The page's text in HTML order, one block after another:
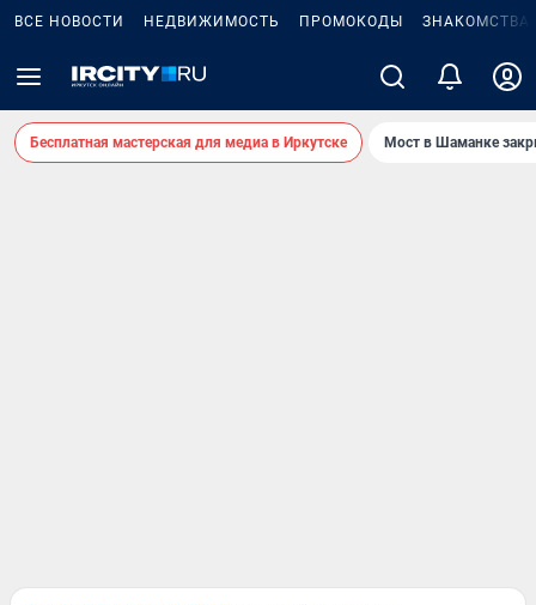
ВСЕ НОВОСТИ НЕДВИЖИМОСТЬ ПРОМОКОДЫ ЗНАКОМСТВА
Бесплатная мастерская для медиа в Иркутске Мост в Шаманке